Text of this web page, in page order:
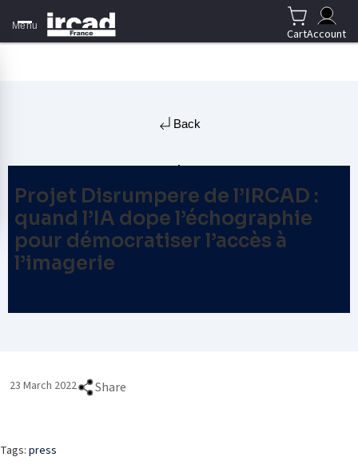
Menu
CartAccount
Back
Projet Disrumpere de l’IRCAD :
quand l’IA dope l’échographie
pour démocratiser l’accès à
l’imagerie
23 March 2022 Share
Tags: press